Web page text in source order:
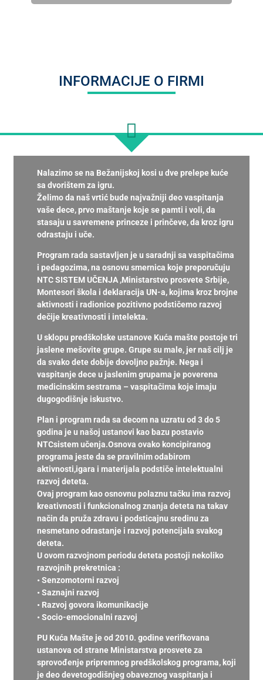
INFORMACIJE O FIRMI
Nalazimo se na Bežanijskoj kosi u dve prelepe kuće
sa dvorištem za igru.
Želimo da naš vrtić bude najvažniji deo vaspitanja
vaše dece, prvo maštanje koje se pamti i voli, da
stasaju u savremene princeze i prinčeve, da kroz igru
odrastaju i uče.
Program rada sastavljen je u saradnji sa vaspitačima
i pedagozima, na osnovu smernica koje preporučuju
NTC SISTEM UČENJA ,Ministarstvo prosvete Srbije,
Montesori škola i deklaracija UN-a, kojima kroz brojne
aktivnosti i radionice pozitivno podstičemo razvoj
dečije kreativnosti i intelekta.
U sklopu predškolske ustanove Kuća mašte postoje tri
jaslene mešovite grupe. Grupe su male, jer naš cilj je
da svako dete dobije dovoljno pažnje. Nega i
vaspitanje dece u jaslenim grupama je poverena
medicinskim sestrama – vaspitačima koje imaju
dugogodišnje iskustvo.
Plan i program rada sa decom na uzratu od 3 do 5
godina je u našoj ustanovi kao bazu postavio
NTCsistem učenja.Osnova ovako koncipiranog
programa jeste da se pravilnim odabirom
aktivnosti,igara i materijala podstiče intelektualni
razvoj deteta.
Ovaj program kao osnovnu polaznu tačku ima razvoj
kreativnosti i funkcionalnog znanja deteta na takav
način da pruža zdravu i podsticajnu sredinu za
nesmetano odrastanje i razvoj potencijala svakog
deteta.
U ovom razvojnom periodu deteta postoji nekoliko
razvojnih prekretnica :
• Senzomotorni razvoj
• Saznajni razvoj
• Razvoj govora ikomunikacije
• Socio-emocionalni razvoj
PU Kuća Mašte je od 2010. godine verifkovana
ustanova od strane Ministarstva prosvete za
sprovođenje pripremnog predškolskog programa, koji
je deo devetogodišnjeg obaveznog vaspitanja i